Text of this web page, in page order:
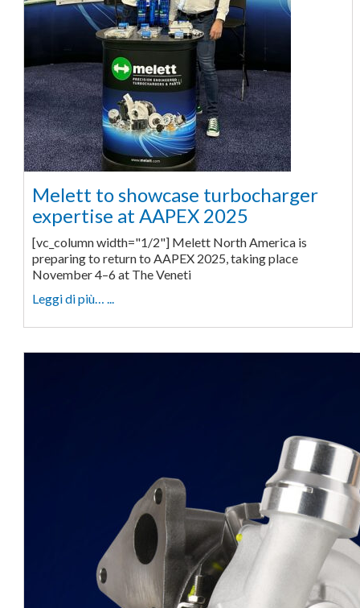
Melett to showcase turbocharger
expertise at AAPEX 2025
[vc_column width="1/2"] Melett North America is
preparing to return to AAPEX 2025, taking place
November 4–6 at The Veneti
Leggi di più… ...